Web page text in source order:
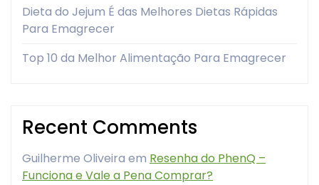
Dieta do Jejum É das Melhores Dietas Rápidas
Para Emagrecer
Top 10 da Melhor Alimentação Para Emagrecer
Recent Comments
Guilherme Oliveira em Resenha do PhenQ –
Funciona e Vale a Pena Comprar?